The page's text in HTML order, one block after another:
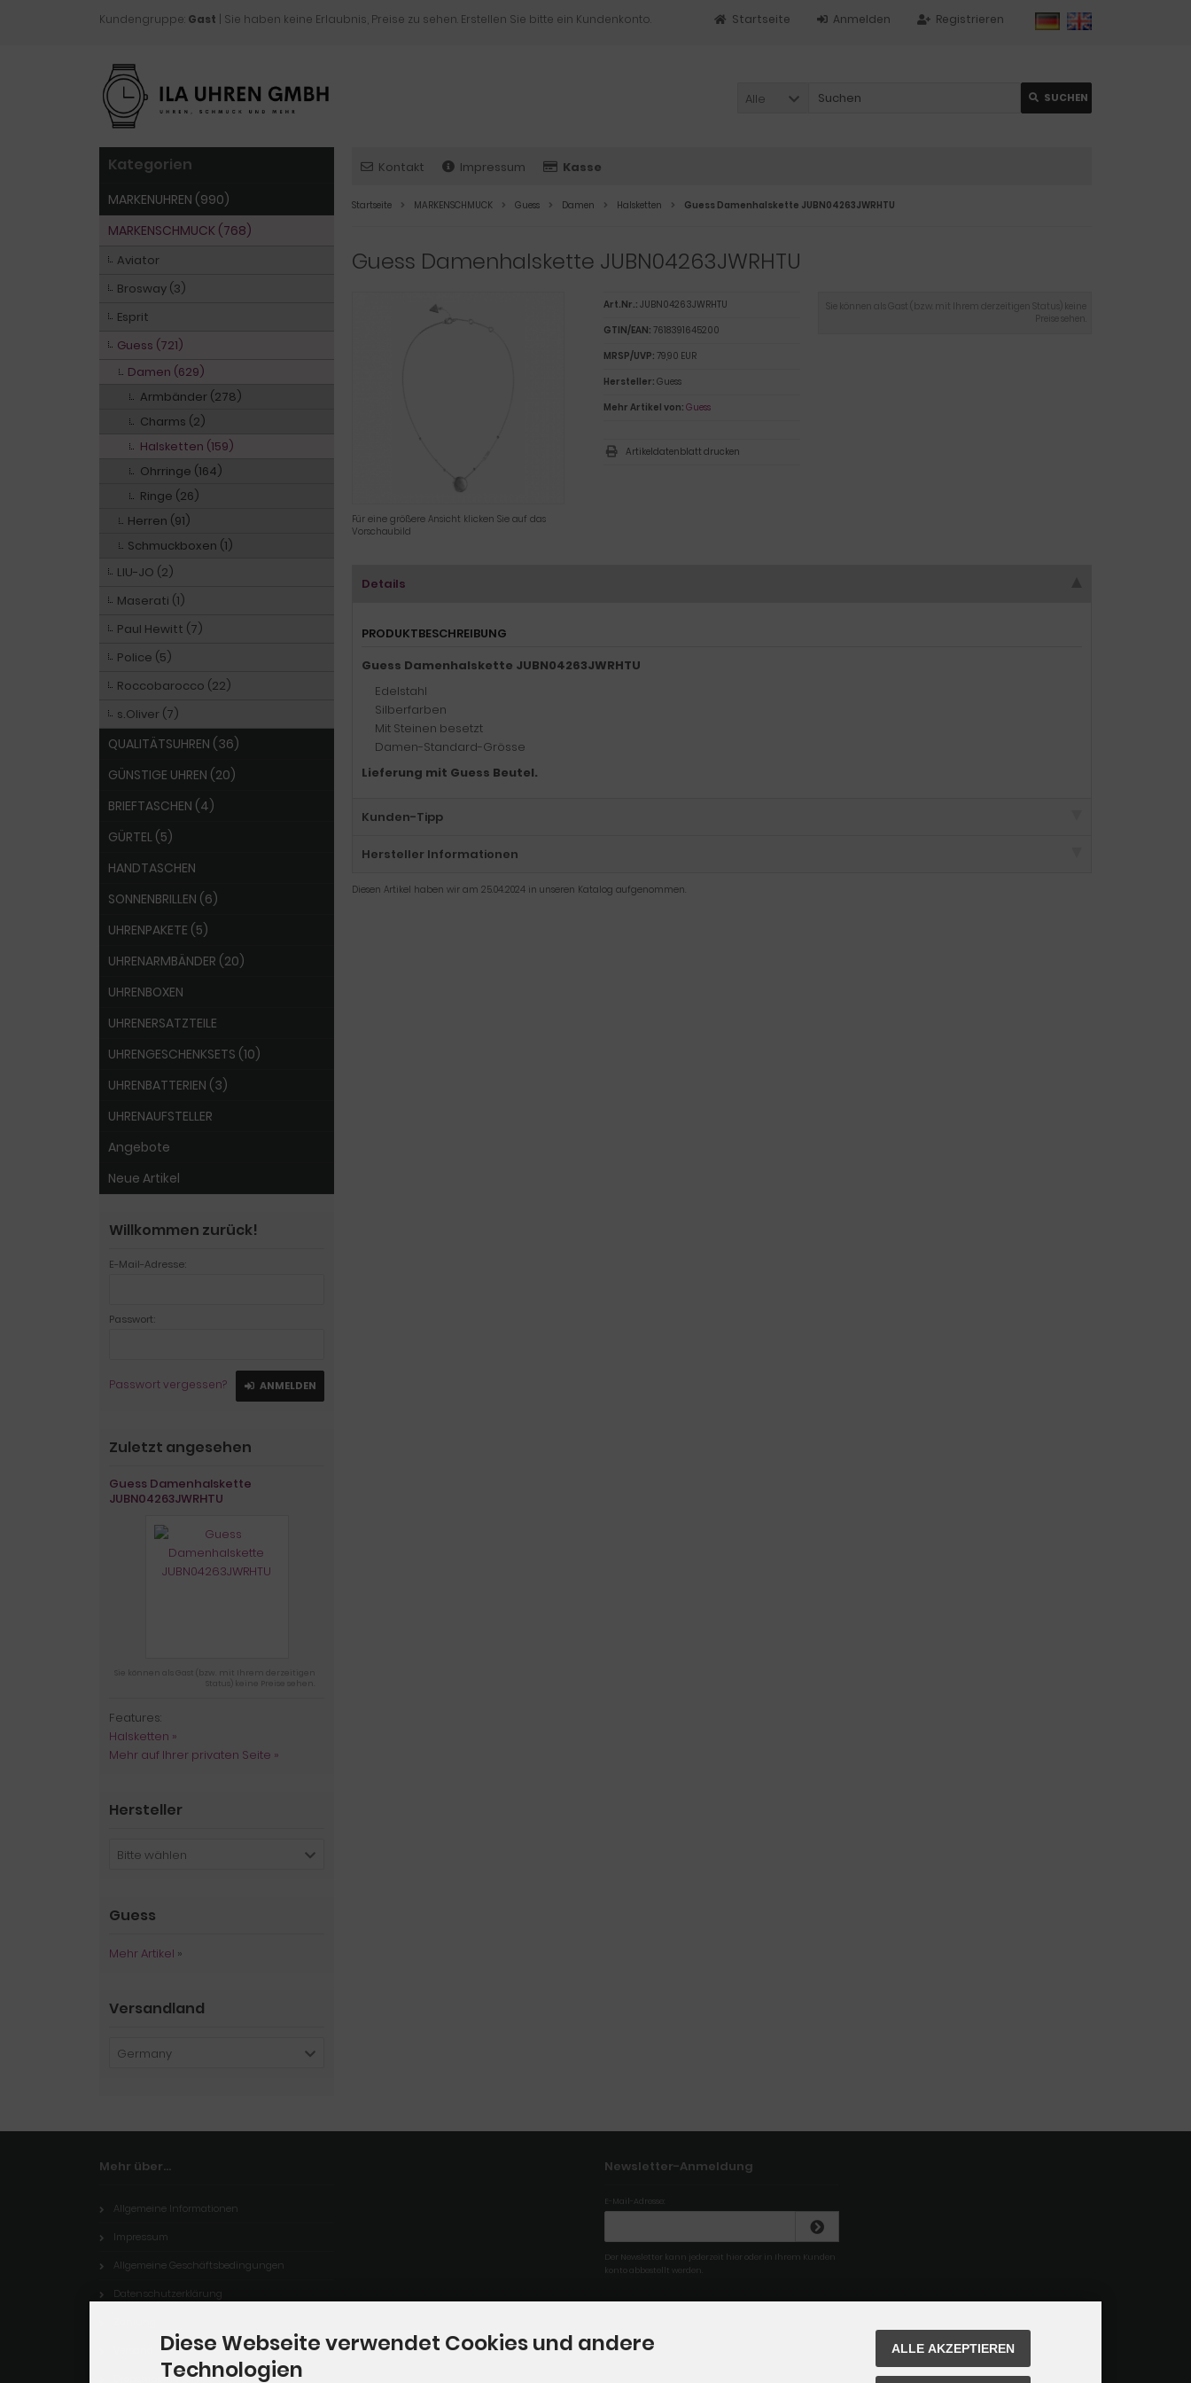
Kundengruppe: Gast | Sie haben keine Erlaubnis, Preise zu sehen. Erstellen Sie bitte ein Kundenkonto. Registrieren
Anmelden
Startseite
Alle SUCHEN
Kontakt Impressum Kasse
Startseite MARKENSCHMUCK Guess Damen Halsketten Guess Damenhalskette JUBN04263JWRHTU
Guess Damenhalskette JUBN04263JWRHTU
Für eine größere Ansicht klicken Sie auf das
Vorschaubild
Sie können als Gast (bzw. mit Ihrem derzeitigen Status) keine
Preise sehen.
Art.Nr.: JUBN04263JWRHTU
GTIN/EAN: 7618391645200
MRSP/UVP: 79,90 EUR
Hersteller: Guess
Mehr Artikel von: Guess
Artikeldatenblatt drucken
Details
PRODUKTBESCHREIBUNG
Guess Damenhalskette JUBN04263JWRHTU
Edelstahl
Silberfarben
Mit Steinen besetzt
Damen-Standard-Grösse
Lieferung mit Guess Beutel.
Kunden-Tipp
Hersteller Informationen
Diesen Artikel haben wir am 25.04.2024 in unseren Katalog aufgenommen.
Kategorien
MARKENUHREN (990)
MARKENSCHMUCK (768)
Aviator
Brosway (3)
Esprit
Guess (721)
Damen (629)
Armbänder (278)
Charms (2)
Halsketten (159)
Ohrringe (164)
Ringe (26)
Herren (91)
Schmuckboxen (1)
LIU-JO (2)
Maserati (1)
Paul Hewitt (7)
Police (5)
Roccobarocco (22)
s.Oliver (7)
QUALITÄTSUHREN (36)
GÜNSTIGE UHREN (20)
BRIEFTASCHEN (4)
GÜRTEL (5)
HANDTASCHEN
SONNENBRILLEN (6)
UHRENPAKETE (5)
UHRENARMBÄNDER (20)
UHRENBOXEN
UHRENERSATZTEILE
UHRENGESCHENKSETS (10)
UHRENBATTERIEN (3)
UHRENAUFSTELLER
Angebote
Neue Artikel
Willkommen zurück!
E-Mail-Adresse:
Passwort:
Passwort vergessen? ANMELDEN
Zuletzt angesehen
Guess Damenhalskette
JUBN04263JWRHTU
Sie können als Gast (bzw. mit Ihrem derzeitigen
Status) keine Preise sehen.
Features:
Halsketten »
Mehr auf Ihrer privaten Seite »
Hersteller
Bitte wählen
Guess
Mehr Artikel »
Versandland
Germany
Mehr über...
Allgemeine Informationen
Impressum
Allgemeine Geschäftsbedingungen
Datenschutzerklärung
Dropshipping Service
Newsletter-Anmeldung
E-Mail-Adresse:
Der Newsletter kann jederzeit hier oder in Ihrem Kunden
konto abbestellt werden.
Diese Webseite verwendet Cookies und andere
Technologien
ALLE AKZEPTIEREN